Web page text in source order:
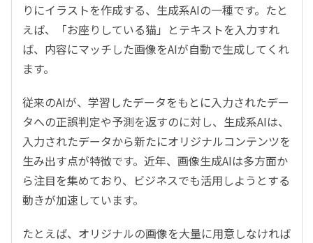
りにイラストを作成する、生成系AIの一種です。たと
えば、「お座りしている猫」とテキストを入力すれ
ば、内容にマッチした画像をAIが自動で生成してくれ
ます。
従来のAIが、学習したデータをもとに入力されたデー
タへの正誤判定や予測を返すのに対し、生成系AIは、
入力されたデータから新たにオリジナルコンテンツを
生み出す点が特徴です。近年、画像生成AIは多方面か
ら注目を集めており、ビジネスでも活用しようとする
動きが加速しています。
たとえば、オリジナルの画像を大量に用意しなければ